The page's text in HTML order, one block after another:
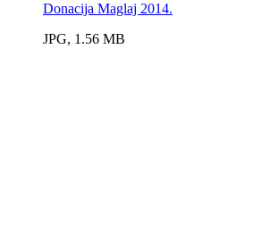
Donacija Maglaj 2014.
JPG, 1.56 MB